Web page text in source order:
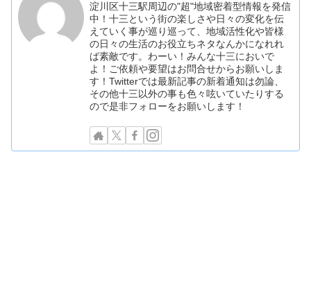
淀川区十三駅周辺の"超"地域密着型情報を発信
中！十三という街の楽しさや日々の変化を伝
えていく事が巡り巡って、地域活性化や皆様
の日々の生活のお役立ちネタなんかになれれ
ば素敵です。わーい！みんな十三においで
よ！ご依頼や要望はお問合せからお願いしま
す！Twitterでは最新記事の新着通知は勿論、
その他十三以外の事も色々呟いていたりする
ので是非フォローをお願いします！